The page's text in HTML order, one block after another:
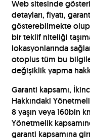
Web sitesinde
detayları, fiyatı,
gösterebilmekte olup
bir teklif niteliği
lokasyonlarında
otoplus tüm bu
değişiklik yapma
Garanti kapsamı,
Hakkındaki
8 yaşın veya 160bin
Yönetmelik
garanti kapsamına